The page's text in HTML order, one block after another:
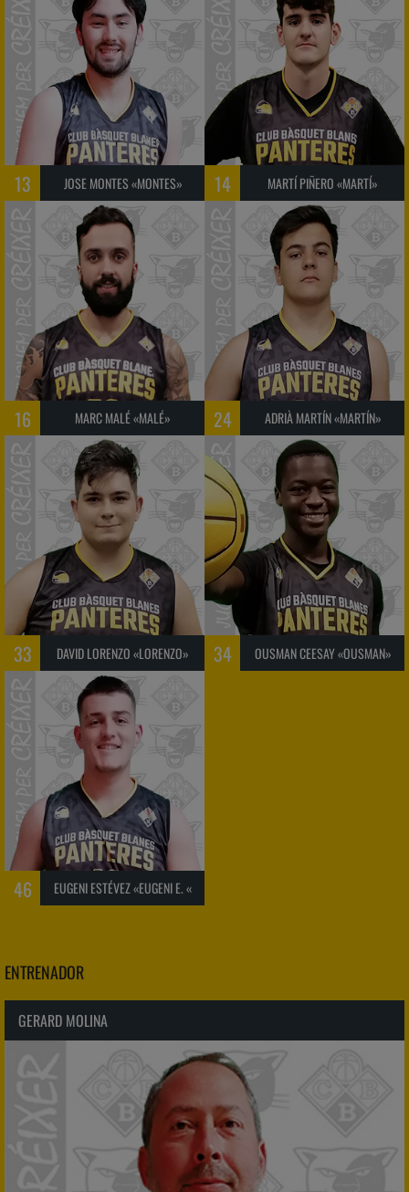
13 JOSE MONTES «MONTES» 14 MARTÍ PIÑERO «MARTÍ»
16 MARC MALÉ «MALÉ» 24 ADRIÀ MARTÍN «MARTÍN»
33 DAVID LORENZO «LORENZO» 34 OUSMAN CEESAY «OUSMAN»
46 EUGENI ESTÉVEZ «EUGENI E. «
ENTRENADOR
GERARD MOLINA